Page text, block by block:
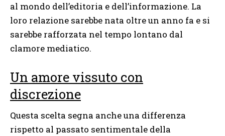
al mondo dell’editoria e dell’informazione. La
loro relazione sarebbe nata oltre un anno fa e si
sarebbe rafforzata nel tempo lontano dal
clamore mediatico.
Un amore vissuto con
discrezione
Questa scelta segna anche una differenza
rispetto al passato sentimentale della